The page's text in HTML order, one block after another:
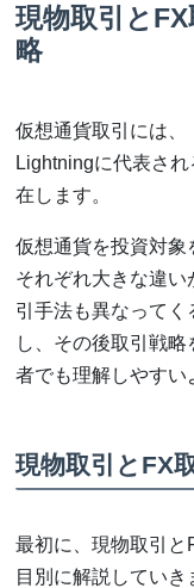
現物取引と
略
仮想通貨取引には
Lightningに代表さ
在します。
仮想通貨を投資対象
それぞれ大きな違い
引手法も異なってく
し、その後取引戦
者でも理解しやすい
現物取引とFX
最初に、現物取引
目別に解説していき